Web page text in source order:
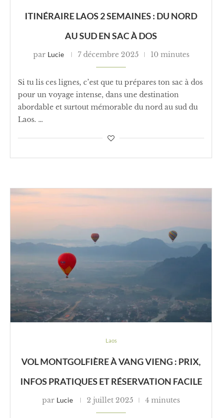
ITINÉRAIRE LAOS 2 SEMAINES : DU NORD
AU SUD EN SAC À DOS
par Lucie 7 décembre 2025 10 minutes
Si tu lis ces lignes, c’est que tu prépares ton sac à dos
pour un voyage intense, dans une destination
abordable et surtout mémorable du nord au sud du
Laos. …
Laos
VOL MONTGOLFIÈRE À VANG VIENG : PRIX,
INFOS PRATIQUES ET RÉSERVATION FACILE
par Lucie 2 juillet 2025 4 minutes